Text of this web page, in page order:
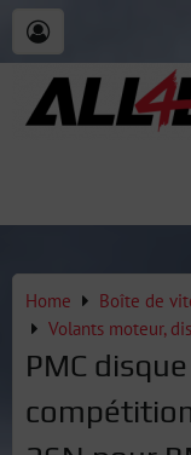
Home
Boîte de
Volants moteur,
PMC